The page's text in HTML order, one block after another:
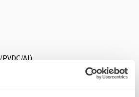
Al)